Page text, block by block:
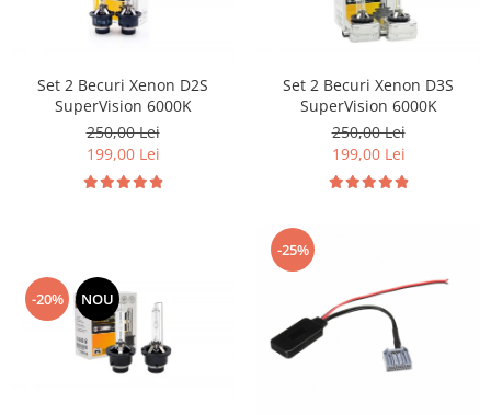
Volkswagen
Dopuri anulare clapete admisie
Valve PCV
Kit reparatie faruri
Adaptoare auxiliare
Produse cu discount de pana la
Set 2 Becuri Xenon D2S
SuperVision 6000K
250,00 Lei
199,00 Lei
Set 2 Becuri Xenon D3S
SuperVision 6000K
250,00 Lei
199,00 Lei
-20% NOU
-25%